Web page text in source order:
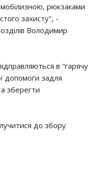
рюкзаками
захисту", -
Володимир
в "гарячу
допомоги задля
зберегти
до збору